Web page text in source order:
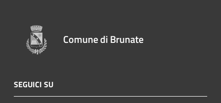
Comune di Brunate
SEGUICI SU